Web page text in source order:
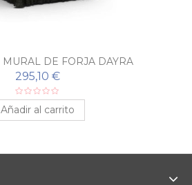
MURAL DE FORJA DAYRA
295,10 €
Añadir al carrito